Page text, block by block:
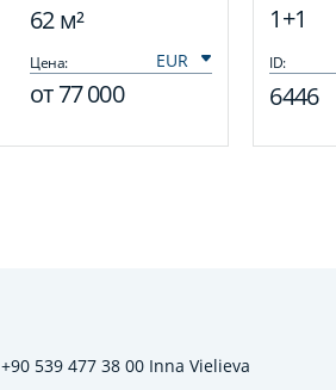
62 м²
Цена:
от77 000
1+1
ID:
6446
+90 539 477 38 00 Inna Vielieva